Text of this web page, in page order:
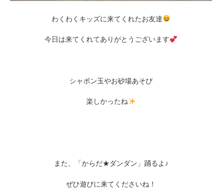
わくわくキッズに来てくれたお友達
今日は来てくれてありがとうございます
シャボン玉やお砂場あそび
楽しかったね
また、「からだ★ダンダン」踊るよ♪
ぜひ遊びに来てくださいね！